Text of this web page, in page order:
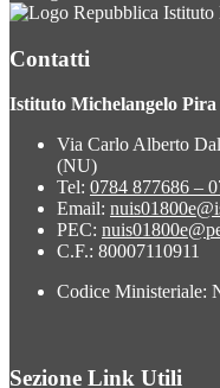
Istituto
Contatti
Istituto Michelangelo Pira
Via Carlo Alberto
(NU)
Tel: 0784 877686 –
Email:
PEC:
C.F.: 80007110911
Codice Ministeriale:
Sezione Link Utili